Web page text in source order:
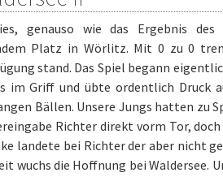
genauso wie das Ergebnis des
Platz in Wörlitz. Mit 0 zu 0
stand. Das Spiel begann
Griff und übte ordentlich Druck
Bällen. Unsere Jungs hatten zu
Richter direkt vorm Tor,
landete bei Richter der aber nicht
wuchs die Hoffnung bei Waldersee.